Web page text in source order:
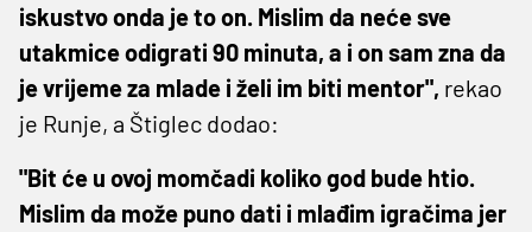
iskustvo onda je to on. Mislim da neće sve
utakmice odigrati 90 minuta, a i on sam zna da
je vrijeme za mlade i želi im biti mentor", rekao
je Runje, a Štiglec dodao:
"Bit će u ovoj momčadi koliko god bude htio.
Mislim da može puno dati i mlađim igračima jer